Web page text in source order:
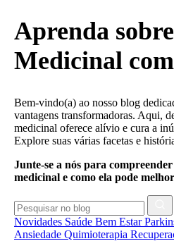
Aprenda
Medicinal
Bem-vindo(a) ao nosso blog
vantagens transformadoras. Aqui,
medicinal oferece alívio e cura a
Explore suas várias facetas e
Junte-se a nós para
medicinal e como ela pode
Novidades Saúde Bem Estar
Ansiedade Quimioterapia